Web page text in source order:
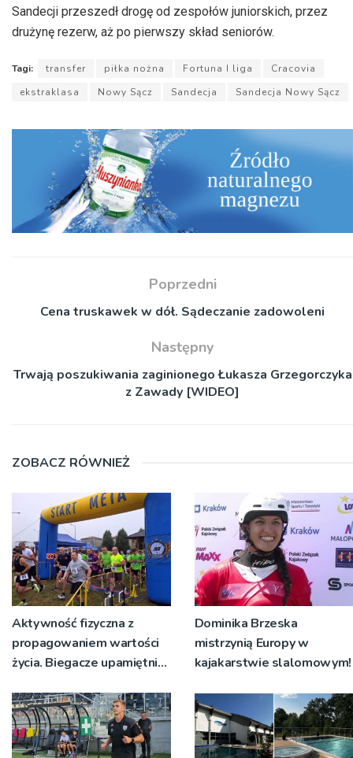
Sandecji przeszedł drogę od zespołów juniorskich, przez
drużynę rezerw, aż po pierwszy skład seniorów.
Tagi: transfer piłka nożna Fortuna I liga
Cracovia
ekstraklasa
Nowy Sącz Sandecja Sandecja Nowy Sącz
Poprzedni
Cena truskawek w dół. Sądeczanie zadowoleni
Następny
Trwają poszukiwania zaginionego Łukasza Grzegorczyka
z Zawady [WIDEO]
ZOBACZ RÓWNIEŻ
Aktywność fizyczna z
propagowaniem wartości
życia. Biegacze upamiętnili
Dominika Brzeska
mistrzynią Europy w
kajakarstwie slalomowym!